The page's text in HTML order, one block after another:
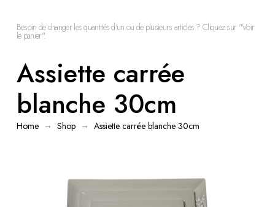
Besoin de changer les quantités d'un ou de plusieurs articles ? Cliquez sur "Voir
le panier".
Assiette carrée
blanche 30cm
Home → Shop → Assiette carrée blanche 30cm